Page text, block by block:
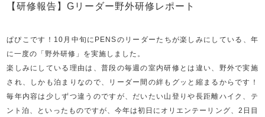
【研修報告】Gリーダー野外研修レポート
ぱぴこです！ 10 月中旬に PENSのリーダーたちが楽しみにしている、年
に一度の「野外研修」を実施しました。
楽しみにしている理由は、普段の毎週の室内研修とは違い、野外で実施
され、しかも泊まりなので、リーダー間の絆もグッと縮まるからです！
毎年内容は少しずつ違うのですが、だいたい山登りや長距離ハイク、テ
ント泊、といったものですが、今年は初日にオリエンテーリング、 2 日目